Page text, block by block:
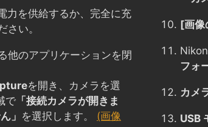
力を供給するか、完全に充
さい。
他のアプリケーションを閉
を開き、カメラを選
で 「接続カメラが開きま
」 を選択します。 (画像
[画像
フォ
カメ
USB